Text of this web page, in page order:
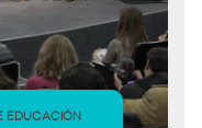
EDUCACIÓN